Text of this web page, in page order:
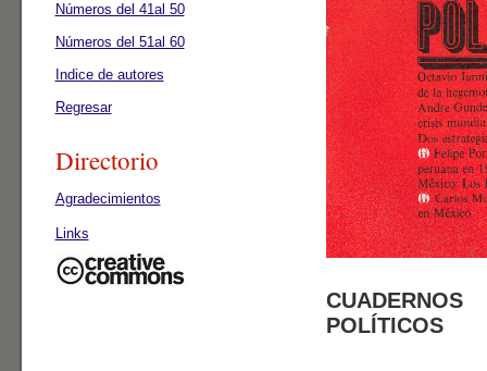
CUADERNOS
POLÍTICOS
Números del 41al 50
Números del 51al 60
Indice de autores
Regresar
Directorio
Agradecimientos
Links